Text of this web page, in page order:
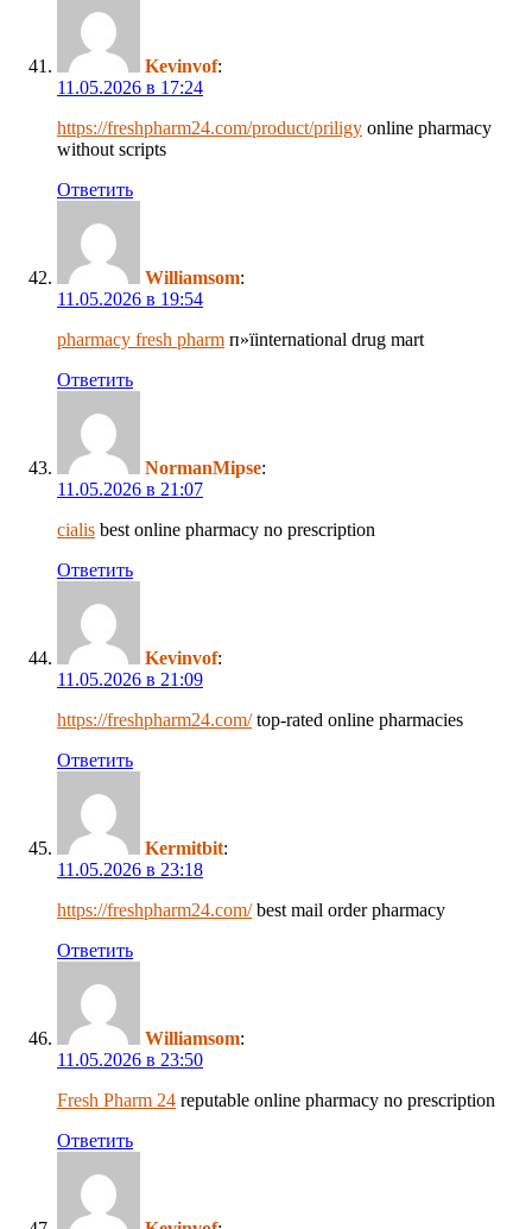
Kevinvof:
11.05.2026 в 17:24
https://freshpharm24.com/product/priligy online pharmacy
without scripts
Ответить
Williamsom:
11.05.2026 в 19:54
pharmacy fresh pharm п»їinternational drug mart
Ответить
NormanMipse:
11.05.2026 в 21:07
cialis best online pharmacy no prescription
Ответить
Kevinvof:
11.05.2026 в 21:09
https://freshpharm24.com/top-rated online pharmacies
Ответить
Kermitbit:
11.05.2026 в 23:18
https://freshpharm24.com/best mail order pharmacy
Ответить
Williamsom:
11.05.2026 в 23:50
Fresh Pharm 24 reputable online pharmacy no prescription
Ответить